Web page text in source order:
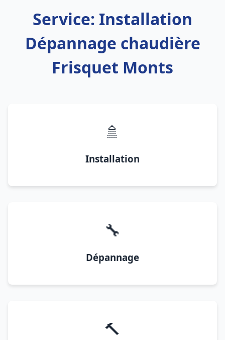
Service: Installation
Dépannage chaudière
Frisquet Monts
🚿
Installation
🔧
Dépannage
🔨